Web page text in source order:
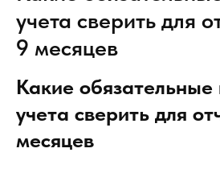
учета сверить для
9 месяцев
Какие обязательные
учета сверить для
месяцев